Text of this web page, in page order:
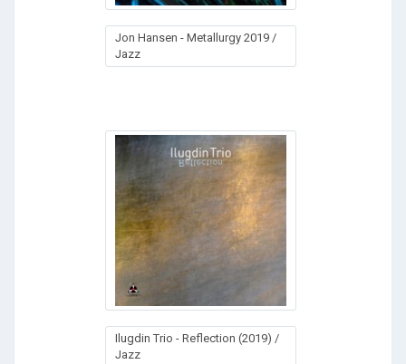
Jon Hansen - Metallurgy 2019 /
Jazz
Ilugdin Trio - Reflection (2019) /
Jazz